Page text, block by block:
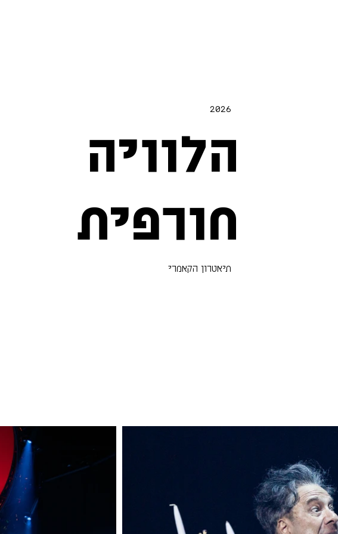
תיאטרון הקאמרי
הלוויה
חורפית
2026